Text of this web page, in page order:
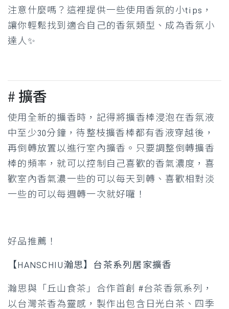
注意什麼嗎？這裡提供一些使用香氛的小tips，
讓你輕鬆找到適合自己的香氛類型、成為香氛小
達人✨
# 擴香
使用全新的擴香時，記得將擴香棒浸泡在香氛液
中至少30分鐘，待整枝擴香棒都有香液穿越後，
再倒轉放置以進行室內擴香。只要調整倒轉擴香
棒的頻率，就可以控制自己喜歡的香氣濃度，喜
歡室內香氣濃一些的可以每天到轉、喜歡相對淡
一些的可以每週轉一次就好囉！
好品推薦！
【HANSCHIU瀚思】台茶系列居家擴香
瀚思與「丘山食茶」合作首創 #台茶香氛系列，
以台灣茶香為靈感，製作出包含日光白茶、四季